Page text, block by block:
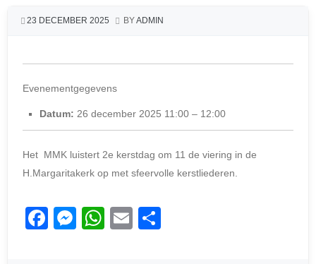
23 DECEMBER 2025 BYADMIN
Evenementgegevens
Datum: 26 december 2025 11:00 – 12:00
Het MMK luistert 2e kerstdag om 11 de viering in de
H.Margaritakerk op met sfeervolle kerstliederen.
F
M
W
E